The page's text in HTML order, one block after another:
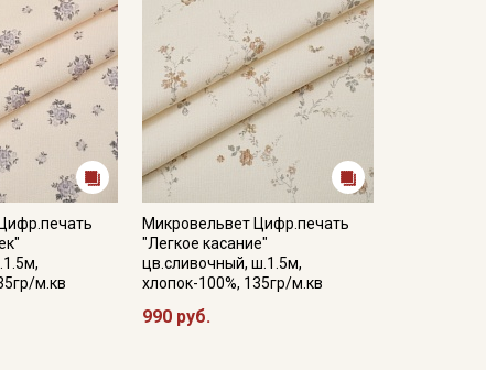
м.кв
Микровельвет Цифр.печать
"Легкое касание"
цв.сливочный, ш.1.5м,
хлопок-100%, 135гр/м.кв
990 руб.